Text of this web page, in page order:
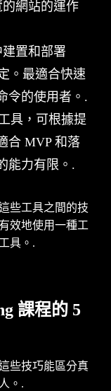
網站的運作
置和部署
。最適合快速
令的使用者。.
具，可根據提
合 MVP 和落
能力有限。.
些工具之間的技
效地使用一種工
具。.
課程的 5
些技巧能區分真
。.